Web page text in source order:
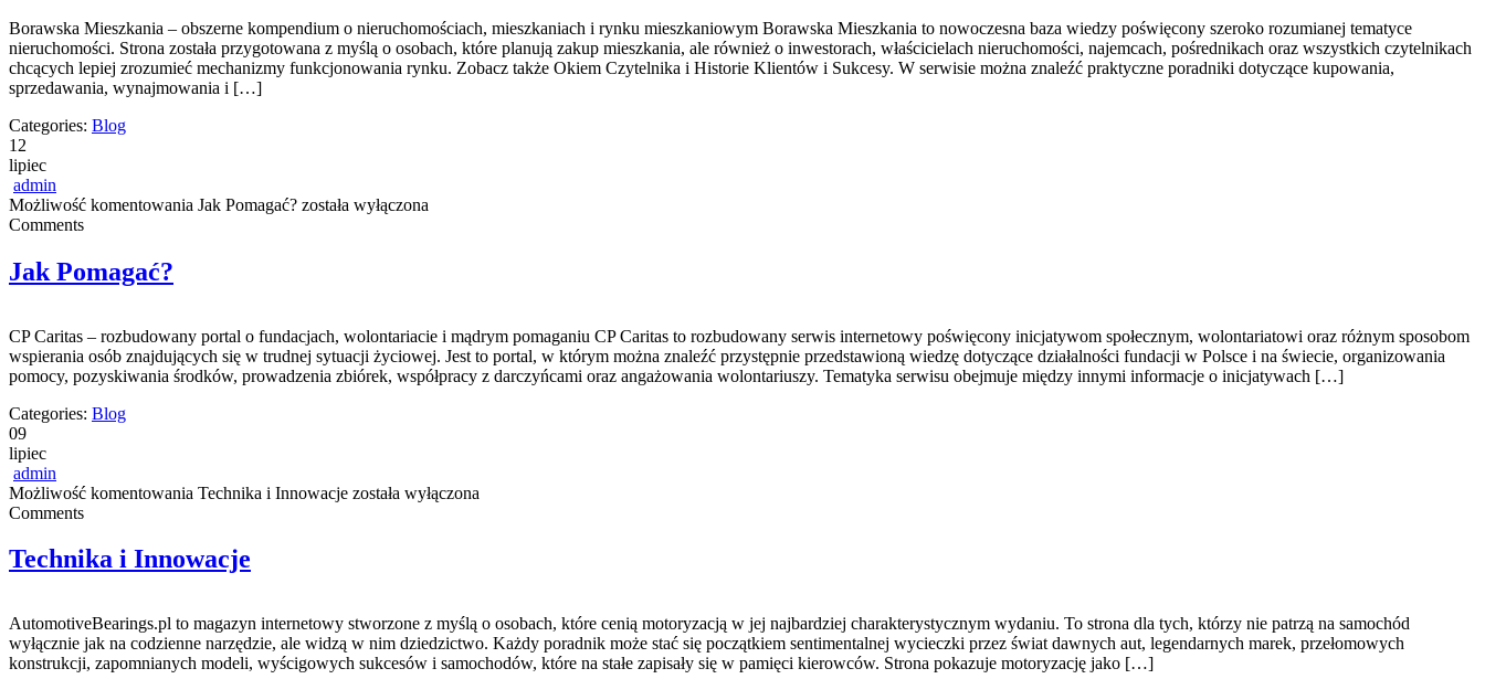
Borawska Mieszkania – obszerne kompendium o nieruchomościach, mieszkaniach i rynku mieszkaniowym Borawska Mieszkania to nowoczesna baza wiedzy poświęcony szeroko rozumianej tematyce
nieruchomości. Strona została przygotowana z myślą o osobach, które planują zakup mieszkania, ale również o inwestorach, właścicielach nieruchomości, najemcach, pośrednikach oraz wszystkich czytelnikach
chcących lepiej zrozumieć mechanizmy funkcjonowania rynku. Zobacz także Okiem Czytelnika i Historie Klientów i Sukcesy. W serwisie można znaleźć praktyczne poradniki dotyczące kupowania,
sprzedawania, wynajmowania i […]
Categories: Blog
12
lipiec
admin
Możliwość komentowania Jak Pomagać? została wyłączona
Comments
Jak Pomagać?
CP Caritas – rozbudowany portal o fundacjach, wolontariacie i mądrym pomaganiu CP Caritas to rozbudowany serwis internetowy poświęcony inicjatywom społecznym, wolontariatowi oraz różnym sposobom
wspierania osób znajdujących się w trudnej sytuacji życiowej. Jest to portal, w którym można znaleźć przystępnie przedstawioną wiedzę dotyczące działalności fundacji w Polsce i na świecie, organizowania
pomocy, pozyskiwania środków, prowadzenia zbiórek, współpracy z darczyńcami oraz angażowania wolontariuszy. Tematyka serwisu obejmuje między innymi informacje o inicjatywach […]
Categories: Blog
09
lipiec
admin
Możliwość komentowania Technika i Innowacje została wyłączona
Comments
Technika i Innowacje
AutomotiveBearings.pl to magazyn internetowy stworzone z myślą o osobach, które cenią motoryzacją w jej najbardziej charakterystycznym wydaniu. To strona dla tych, którzy nie patrzą na samochód
wyłącznie jak na codzienne narzędzie, ale widzą w nim dziedzictwo. Każdy poradnik może stać się początkiem sentimentalnej wycieczki przez świat dawnych aut, legendarnych marek, przełomowych
konstrukcji, zapomnianych modeli, wyścigowych sukcesów i samochodów, które na stałe zapisały się w pamięci kierowców. Strona pokazuje motoryzację jako […]